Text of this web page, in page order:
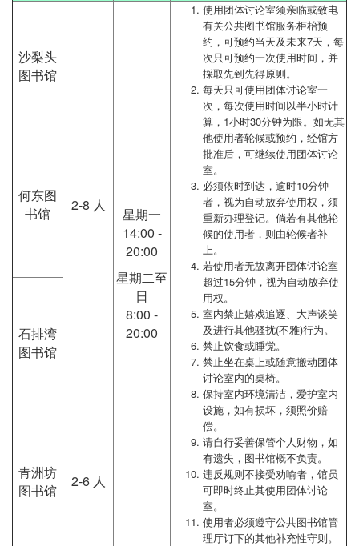
沙梨头
图书馆
2-8 人
星期一
14:00 -
20:00
星期二至
日
8:00 -
20:00
使用团体讨论室须亲临或致电
有关公共图书馆服务柜枱预
约，可预约当天及未来7天，每
次只可预约一次使用时间，并
採取先到先得原则。
每天只可使用团体讨论室一
次，每次使用时间以半小时计
算，1小时30分钟为限。如无其
他使用者轮候或预约，经馆方
批准后，可继续使用团体讨论
室。
必须依时到达，逾时10分钟
者，视为自动放弃使用权，须
重新办理登记。倘若有其他轮
候的使用者，则由轮候者补
上。
若使用者无故离开团体讨论室
超过15分钟，视为自动放弃使
用权。
室内禁止嬉戏追逐、大声谈笑
及进行其他骚扰(不雅)行为。
禁止饮食或睡觉。
禁止坐在桌上或随意搬动团体
讨论室内的桌椅。
保持室内环境清洁，爱护室内
设施，如有损坏，须照价赔
偿。
请自行妥善保管个人财物，如
有遗失，图书馆概不负责。
违反规则不接受劝喻者，馆员
可即时终止其使用团体讨论
室。
使用者必须遵守公共图书馆管
理厅订下的其他补充性守则。
何东图
书馆
石排湾
图书馆
青洲坊
图书馆
2-6 人